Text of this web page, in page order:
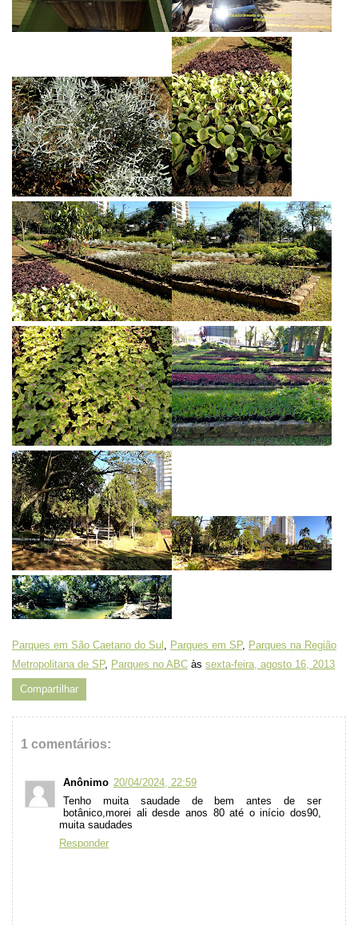
Parques em São Caetano do Sul Parques em SP, Parques na Região
Metropolitana de SP, Parques no ABC às sexta-feira, agosto 16, 2013
Compartilhar
1 comentários:
Anônimo 20/04/2024, 22:59
Tenho muita saudade de bem antes de ser
botânico,morei ali desde anos 80 até o início dos90,
muita saudades
Responder